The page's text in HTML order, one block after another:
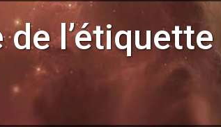
l’étiquette